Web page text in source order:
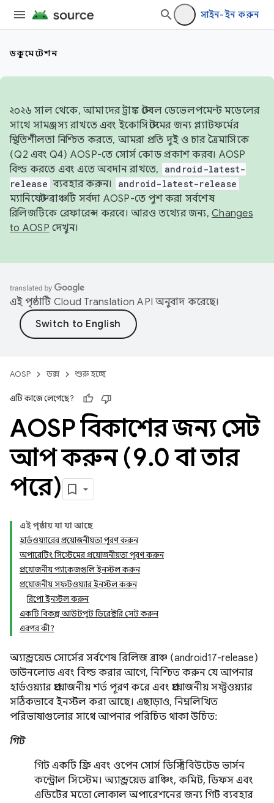
সাইন-ইন করুন
ডকুমেন্টেশন
২০২৬ সাল থেকে, আমাদের ট্রাঙ্ক স্টেবল ডেভেলপমেন্ট মডেলের
সাথে সামঞ্জস্য রাখতে এবং ইকোসিস্টেমের জন্য প্ল্যাটফর্মের
স্থিতিশীলতা নিশ্চিত করতে, আমরা প্রতি দুই ও চার ত্রৈমাসিকে
(Q2 এবং Q4) AOSP-তে সোর্স কোড প্রকাশ করব। AOSP
বিল্ড করতে এবং এতে অবদান রাখতে,
android-latest-
release ব্যবহার করুন। android-latest-release
ম্যানিফেস্ট ব্রাঞ্চটি সর্বদা AOSP-তে পুশ করা সর্বশেষ
রিলিজটিকে রেফারেন্স করবে। আরও তথ্যের জন্য, Changes
to AOSP দেখুন।
এই পৃষ্ঠাটি Cloud Translation API অনুবাদ করেছে।
AOSP ডক্স শুরু হচ্ছে
এটি কাজে লেগেছে?
AOSP বিকাশের জন্য সেট
আপ করুন (9.0 বা তার
পরে)
এই পৃষ্ঠায় যা যা আছে
হার্ডওয়্যারের প্রয়োজনীয়তা পূরণ করুন
অপারেটিং সিস্টেমের প্রয়োজনীয়তা পূরণ করুন
প্রয়োজনীয় প্যাকেজগুলি ইনস্টল করুন
প্রয়োজনীয় সফটওয়্যার ইনস্টল করুন
রিপো ইনস্টল করুন
একটি বিকল্প আউটপুট ডিরেক্টরি সেট করুন
এরপর কী?
অ্যান্ড্রয়েড সোর্সের সর্বশেষ রিলিজ ব্রাঞ্চ (android17-release)
ডাউনলোড এবং বিল্ড করার আগে, নিশ্চিত করুন যে আপনার
হার্ডওয়্যার প্রয়োজনীয় শর্ত পূরণ করে এবং প্রয়োজনীয় সফ্টওয়্যার
সঠিকভাবে ইনস্টল করা আছে। এছাড়াও, নিম্নলিখিত
পরিভাষাগুলোর সাথে আপনার পরিচিত থাকা উচিত:
গিট
গিট একটি ফ্রি এবং ওপেন সোর্স ডিস্ট্রিবিউটেড ভার্সন
কন্ট্রোল সিস্টেম। অ্যান্ড্রয়েড ব্রাঞ্চিং, কমিট, ডিফস এবং
এডিটের মতো লোকাল অপারেশনের জন্য গিট ব্যবহার